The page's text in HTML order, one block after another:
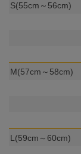
S(55cm～56cm)
M(57cm～58cm)
L(59cm～60cm)